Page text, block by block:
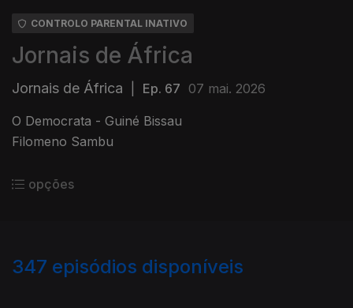
CONTROLO PARENTAL INATIVO
Jornais de África
Jornais de África Ep. 67 07 mai. 2026
O Democrata - Guiné Bissau
Filomeno Sambu
opções
347 episódios disponíveis